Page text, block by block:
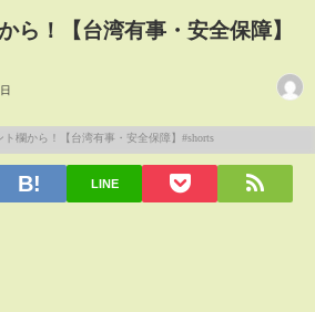
ら！【台湾有事・安全保障】
LINE